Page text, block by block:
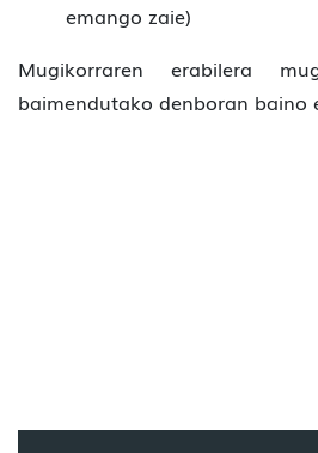
emango zaie)
Mugikorraren erabilera
baimendutako denboran baino